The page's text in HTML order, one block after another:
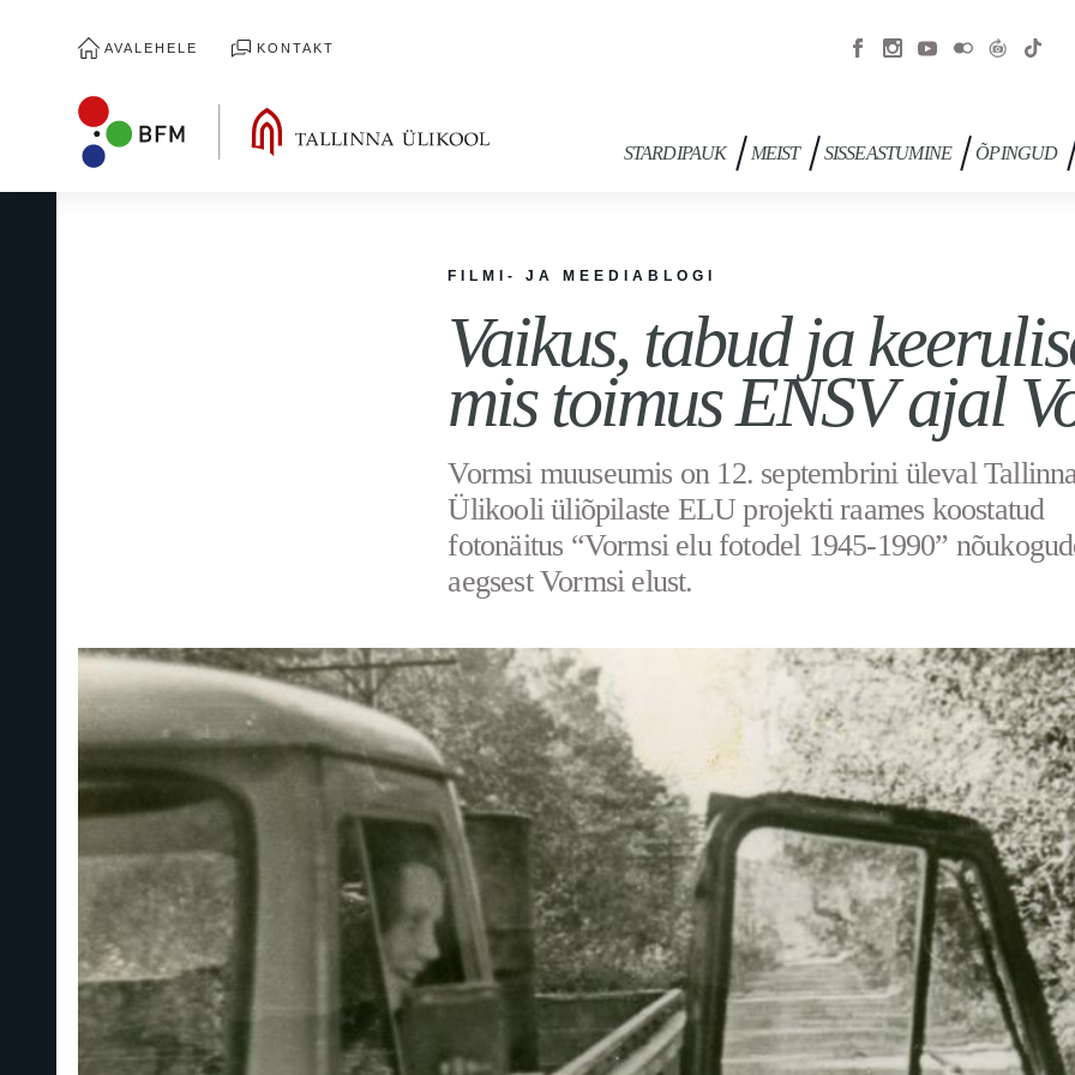
AVALEHELE KONTAKT
STARDIPAUK MEIST SISSEASTUMINE ÕPINGUD
FILMI- JA MEEDIABLOGI
Vaikus, tabud ja
mis toimus ENSV ajal
Vormsi muuseumis on 12. septembrini üleval
Ülikooli üliõpilaste ELU projekti raames koostatud
fotonäitus “Vormsi elu fotodel 1945-1990”
aegsest Vormsi elust.